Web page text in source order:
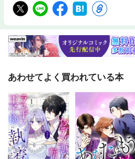
あわせてよく買われている本